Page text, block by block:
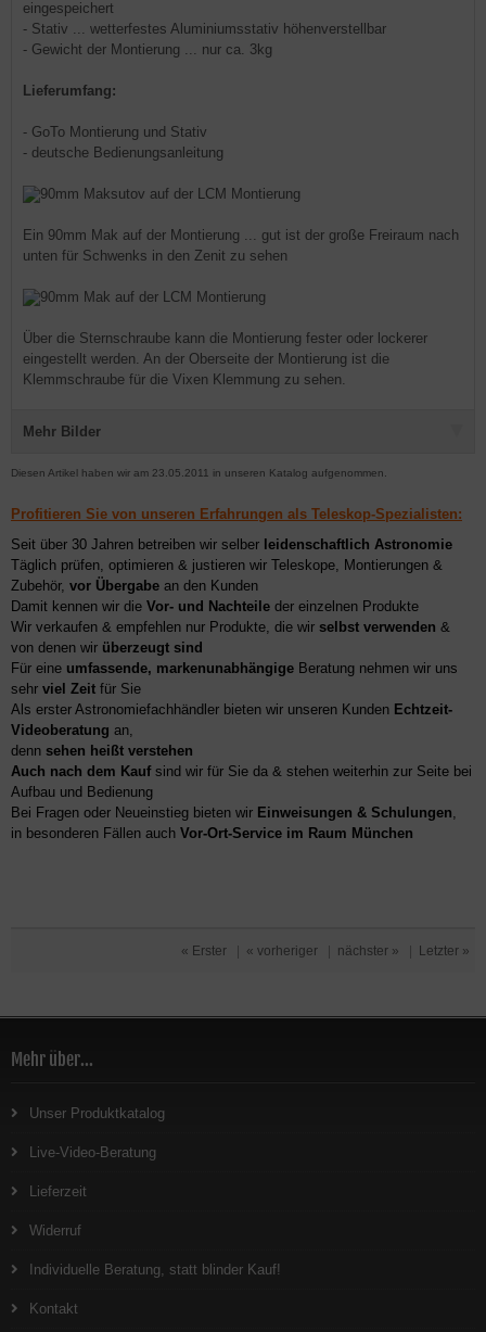
eingespeichert
- Stativ ... wetterfestes Aluminiumsstativ höhenverstellbar
- Gewicht der Montierung ... nur ca. 3kg
Lieferumfang:
- GoTo Montierung und Stativ
- deutsche Bedienungsanleitung
Ein 90mm Mak auf der Montierung ... gut ist der große Freiraum nach
unten für Schwenks in den Zenit zu sehen
Über die Sternschraube kann die Montierung fester oder lockerer
eingestellt werden. An der Oberseite der Montierung ist die
Klemmschraube für die Vixen Klemmung zu sehen.
Mehr Bilder
Diesen Artikel haben wir am 23.05.2011 in unseren Katalog aufgenommen.
Profitieren Sie von unseren Erfahrungen als Teleskop-Spezialisten:
Seit über 30 Jahren betreiben wir selber leidenschaftlich Astronomie
Täglich prüfen, optimieren & justieren wir Teleskope, Montierungen &
Zubehör, vor Übergabe an den Kunden
Damit kennen wir die Vor- und Nachteile der einzelnen Produkte
Wir verkaufen & empfehlen nur Produkte, die wir selbst verwenden &
von denen wir überzeugt sind
Für eine umfassende, markenunabhängige Beratung nehmen wir uns
sehr viel Zeit für Sie
Als erster Astronomiefachhändler bieten wir unseren Kunden Echtzeit-
Videoberatung an,
denn sehen heißt verstehen
Auch nach dem Kaufsind wir für Sie da & stehen weiterhin zur Seite bei
Aufbau und Bedienung
Bei Fragen oder Neueinstieg bieten wir Einweisungen & Schulungen,
in besonderen Fällen auch Vor-Ort-Service im Raum München
« Erster « vorheriger nächster » Letzter »
Mehr über...
Unser Produktkatalog
Live-Video-Beratung
Lieferzeit
Widerruf
Individuelle Beratung, statt blinder Kauf!
Kontakt